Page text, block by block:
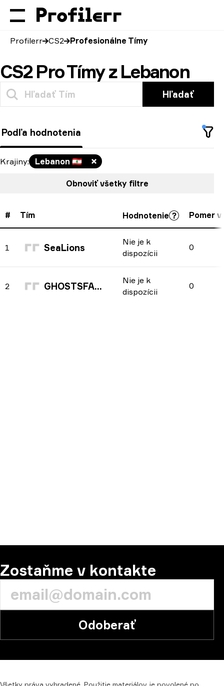
Profilerr CS2 Profesionálne Tímy
CS2 Pro Tímy z Lebanon
Hľadať
Podľa hodnotenia
Krajiny: Lebanon 🇱🇧
Obnoviť všetky filtre
# Tím Hodnotenie Pomer
1 SeaLions
Nie je k
dispozícii
0
2 GHOSTSFACES
Nie je k
dispozícii
0
Zostaňme v kontakte
Odoberať
Všetky práva vyhradené. Použitie materiálov je povolené po